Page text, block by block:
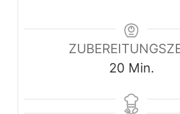
ZUTATEN
Scheiben Toastbrot
1 Dose Anchovis Filets